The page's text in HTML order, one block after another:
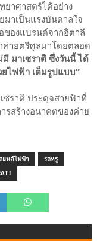
ยาศาสตร์ได้อย่าง
มาเป็นแรงบันดาลใจ
ของแบรนด์จากอิตาลี
ายตรีศูลมาโดยตลอด
มาเซราติ ซึ่งวันนี้ ได้
ยไฟฟ้า เต็มรูปแบบ”
ซราติ ประดุจสายฟ้าที่
รสร้างอนาคตของค่าย
ยนต์ไฟฟ้า รถหรู